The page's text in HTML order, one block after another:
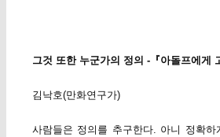
그것 또한 누군가의 정의 -『아돌프에게
김낙호(만화연구가)
사람들은 정의를 추구한다. 아니 정확하